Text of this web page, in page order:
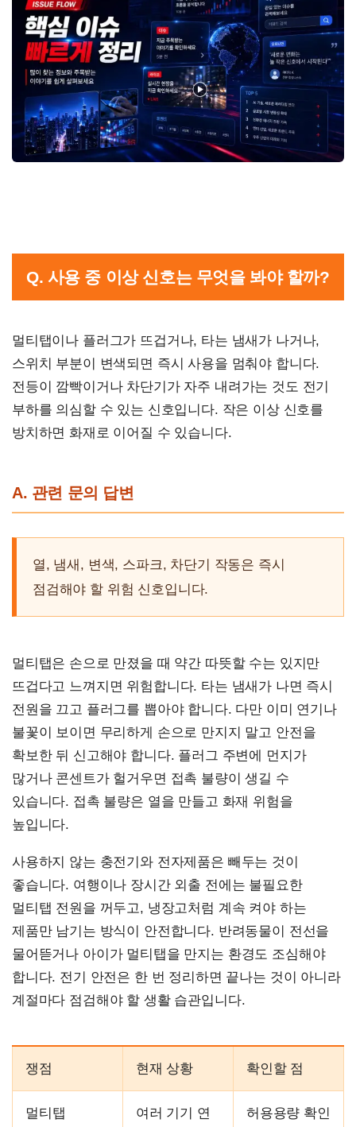
Q. 사용 중 이상 신호는 무엇을 봐야 할까?
멀티탭이나 플러그가 뜨겁거나, 타는 냄새가 나거나,
스위치 부분이 변색되면 즉시 사용을 멈춰야 합니다.
전등이 깜빡이거나 차단기가 자주 내려가는 것도 전기
부하를 의심할 수 있는 신호입니다. 작은 이상 신호를
방치하면 화재로 이어질 수 있습니다.
A. 관련 문의 답변
열, 냄새, 변색, 스파크, 차단기 작동은 즉시
점검해야 할 위험 신호입니다.
멀티탭은 손으로 만졌을 때 약간 따뜻할 수는 있지만
뜨겁다고 느껴지면 위험합니다. 타는 냄새가 나면 즉시
전원을 끄고 플러그를 뽑아야 합니다. 다만 이미 연기나
불꽃이 보이면 무리하게 손으로 만지지 말고 안전을
확보한 뒤 신고해야 합니다. 플러그 주변에 먼지가
많거나 콘센트가 헐거우면 접촉 불량이 생길 수
있습니다. 접촉 불량은 열을 만들고 화재 위험을
높입니다.
사용하지 않는 충전기와 전자제품은 빼두는 것이
좋습니다. 여행이나 장시간 외출 전에는 불필요한
멀티탭 전원을 꺼두고, 냉장고처럼 계속 켜야 하는
제품만 남기는 방식이 안전합니다. 반려동물이 전선을
물어뜯거나 아이가 멀티탭을 만지는 환경도 조심해야
합니다. 전기 안전은 한 번 정리하면 끝나는 것이 아니라
계절마다 점검해야 할 생활 습관입니다.
쟁점 현재 상황 확인할 점
멀티탭
여러 기기 연
허용용량 확인